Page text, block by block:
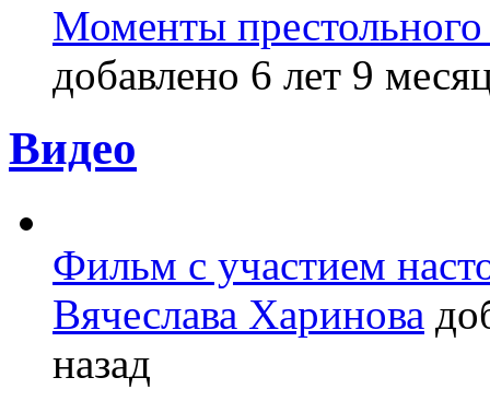
Моменты
добавлено 6 лет 9
Видео
Фильм с участием
Вячеслава Харинова
назад